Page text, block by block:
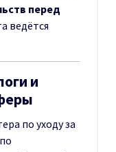
перед
ведётся
и
по уходу за